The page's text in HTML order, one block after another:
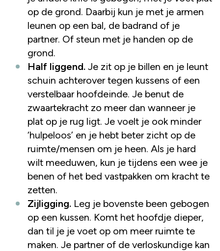
op de grond. Daarbij kun je met je armen
leunen op een bal, de badrand of je
partner. Of steun met je handen op de
grond.
Half liggend. Je zit op je billen en je leunt
schuin achterover tegen kussens of een
verstelbaar hoofdeinde. Je benut de
zwaartekracht zo meer dan wanneer je
plat op je rug ligt. Je voelt je ook minder
‘hulpeloos’ en je hebt beter zicht op de
ruimte/mensen om je heen. Als je hard
wilt meeduwen, kun je tijdens een wee je
benen of het bed vastpakken om kracht te
zetten.
Zijligging. Leg je bovenste been gebogen
op een kussen. Komt het hoofdje dieper,
dan til je je voet op om meer ruimte te
maken. Je partner of de verloskundige kan